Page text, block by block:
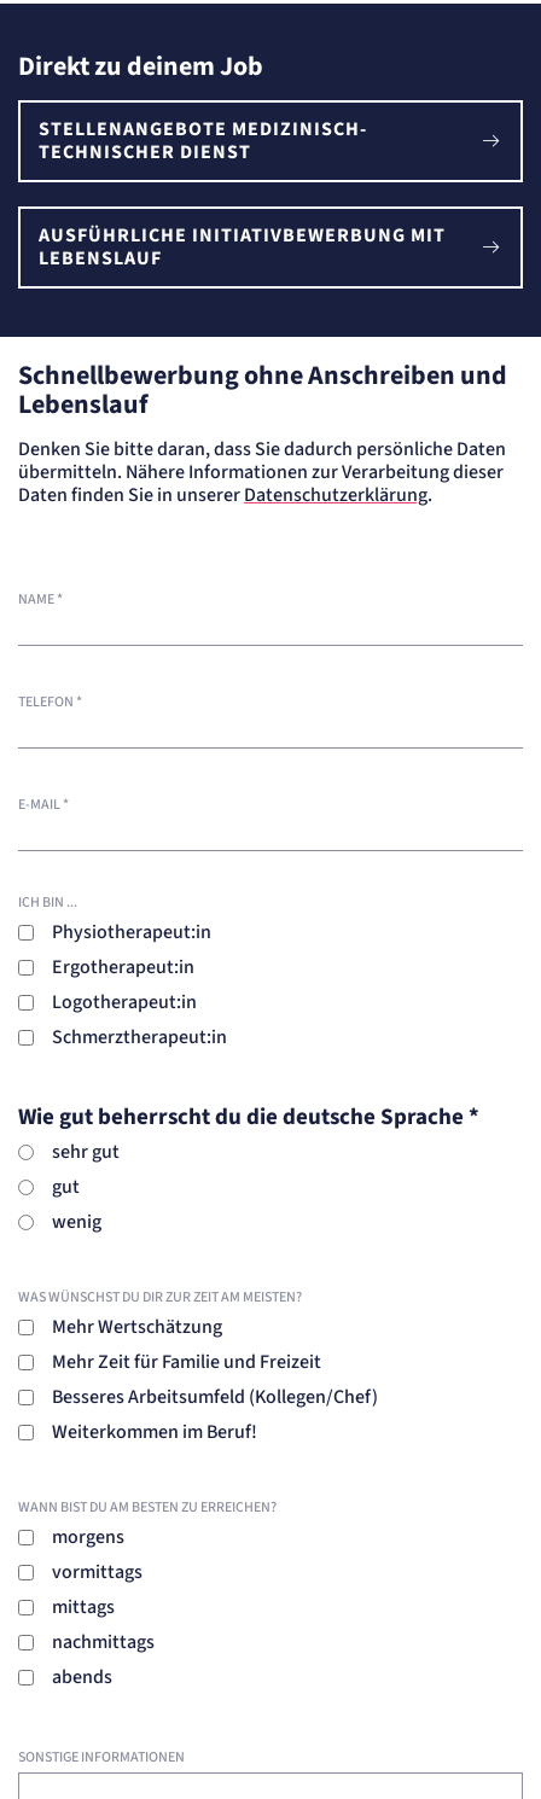
Direkt zu deinem Job
STELLENANGEBOTE MEDIZINISCH-
TECHNISCHER DIENST
AUSFÜHRLICHE INITIATIVBEWERBUNG MIT
LEBENSLAUF
Schnellbewerbung ohne Anschreiben und
Lebenslauf
Denken Sie bitte daran, dass Sie dadurch persönliche Daten
übermitteln. Nähere Informationen zur Verarbeitung dieser
Daten finden Sie in unsererDatenschutzerklärung.
NAME*
TELEFON *
E-MAIL*
ICH BIN ...
Physiotherapeut:in
Ergotherapeut:in
Logotherapeut:in
Schmerztherapeut:in
Wie gut beherrscht du die deutsche Sprache*
sehr gut
gut
wenig
WAS WÜNSCHST DU DIR ZUR ZEIT AM MEISTEN?
Mehr Wertschätzung
Mehr Zeit für Familie und Freizeit
Besseres Arbeitsumfeld (Kollegen/Chef)
Weiterkommen im Beruf!
WANN BIST DU AM BESTEN ZU ERREICHEN?
morgens
vormittags
mittags
nachmittags
abends
SONSTIGE INFORMATIONEN